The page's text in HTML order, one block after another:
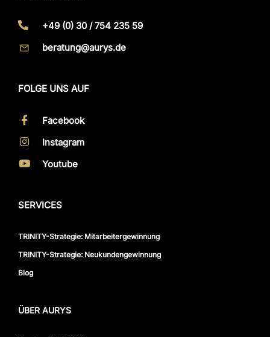
+49 (0) 30 / 754 235 59
beratung@aurys.de
FOLGE UNS AUF
Facebook
Instagram
Youtube
SERVICES
TRINITY-Strategie: Mitarbeitergewinnung
TRINITY-Strategie: Neukundengewinnung
Blog
ÜBER AURYS